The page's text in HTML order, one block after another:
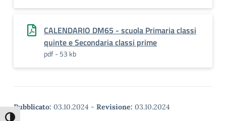
CALENDARIO DM65 - scuola Primaria classi
quinte e Secondaria classi prime
pdf - 53 kb
Pubblicato: 03.10.2024 - Revisione: 03.10.2024